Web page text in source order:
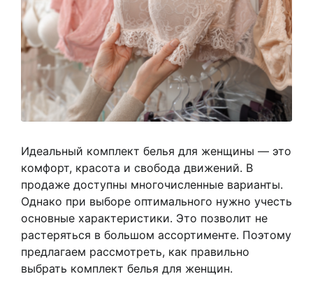
Идеальный комплект белья для женщины — это
комфорт, красота и свобода движений. В
продаже доступны многочисленные варианты.
Однако при выборе оптимального нужно учесть
основные характеристики. Это позволит не
растеряться в большом ассортименте. Поэтому
предлагаем рассмотреть, как правильно
выбрать комплект белья для женщин.